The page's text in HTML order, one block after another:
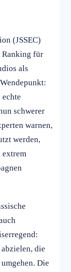
(JSSEC)
Ranking für
als
schwerer
warnen,
werden,
extrem
die
Die